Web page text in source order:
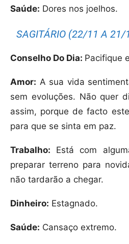
Saúde: Dores nos joelhos.
SAGITÁRIO (22/11 A 21/
Conselho Do Dia: Pacifique
Amor: A sua vida
sem evoluções. Não quer
assim, porque de facto
para que se sinta em paz.
Trabalho: Está com
preparar terreno para
não tardarão a chegar.
Dinheiro: Estagnado.
Saúde: Cansaço extremo.